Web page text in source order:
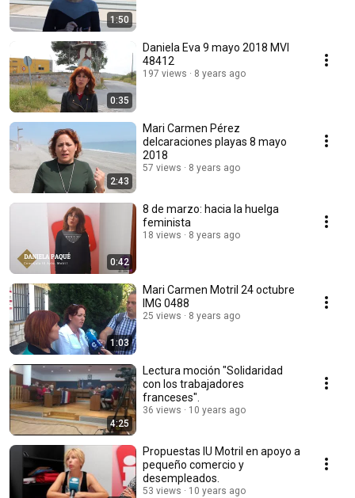
1:50
0:35
Daniela Eva 9 mayo 2018 MVI
48412
197 views 8 years ago
2:43
Mari Carmen Pérez
delcaraciones playas 8 mayo
2018
57 views 8 years ago
0:42
8 de marzo: hacia la huelga
feminista
18 views 8 years ago
1:03
Mari Carmen Motril 24 octubre
IMG 0488
25 views 8 years ago
4:25
Lectura moción "Solidaridad
con los trabajadores
franceses".
36 views 10 years ago
Propuestas IU Motril en apoyo a
pequeño comercio y
desempleados.
53 views 10 years ago